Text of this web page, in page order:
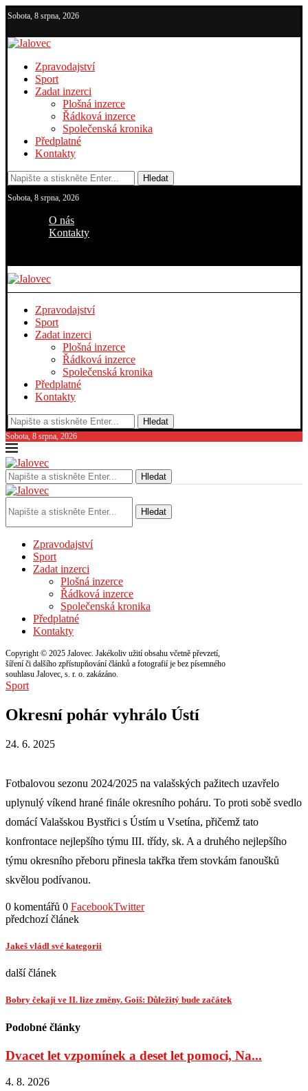
Sobota, 8 srpna, 2026
Zpravodajství
Sport
Zadat inzerci
Plošná inzerce
Řádková inzerce
Společenská kronika
Předplatné
Kontakty
Hledat
Sobota, 8 srpna, 2026
O nás
Kontakty
Zpravodajství
Sport
Zadat inzerci
Plošná inzerce
Řádková inzerce
Společenská kronika
Předplatné
Kontakty
Hledat
Sobota, 8 srpna, 2026
Hledat
Hledat
Zpravodajství
Sport
Zadat inzerci
Plošná inzerce
Řádková inzerce
Společenská kronika
Předplatné
Kontakty
Copyright © 2025 Jalovec. Jakékoliv užití obsahu včetně převzetí,
šíření či dalšího zpřístupňování článků a fotografií je bez písemného
souhlasu Jalovec, s. r. o. zakázáno.
Sport
Okresní pohár vyhrálo Ústí
24. 6. 2025
Fotbalovou sezonu 2024/2025 na valašských pažitech uzavřelo
uplynulý víkend hrané finále okresního poháru. To proti sobě svedlo
domácí Valašskou Bystřici s Ústím u Vsetína, přičemž tato
konfrontace nejlepšího týmu III. třídy, sk. A a druhého nejlepšího
týmu okresního přeboru přinesla takřka třem stovkám fanoušků
skvělou podívanou.
0 komentářů 0 FacebookTwitter
předchozí článek
Jakeš vládl své kategorii
další článek
Bobry čekají ve II. lize změny. Goiš: Důležitý bude začátek
Podobné články
Dvacet let vzpomínek a deset let pomoci, Na...
4. 8. 2026